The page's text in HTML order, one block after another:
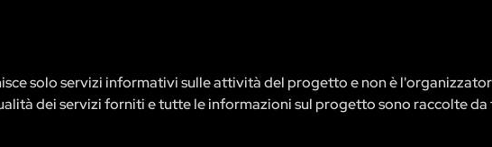
solo servizi informativi sulle attività del progetto e non è
dei servizi forniti e tutte le informazioni sul progetto sono raccolte